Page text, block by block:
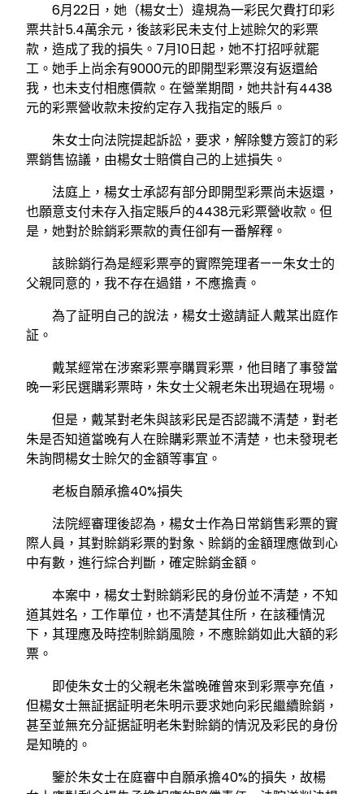
6月22日，她（楊女士）違規為一彩民欠費打印彩
票共計5.4萬余元，後該彩民未支付上述賒欠的彩票
款，造成了我的損失。7月10日起，她不打招呼就罷
工。她手上尚余有9000元的即開型彩票沒有返還給
我，也未支付相應價款。在營業期間，她共計有4438
元的彩票營收款未按約定存入我指定的賬戶。
朱女士向法院提起訴訟，要求，解除雙方簽訂的彩
票銷售協議，由楊女士賠償自己的上述損失。
法庭上，楊女士承認有部分即開型彩票尚未返還，
也願意支付未存入指定賬戶的4438元彩票營收款。但
是，她對於賒銷彩票款的責任卻有一番解釋。
該賒銷行為是經彩票亭的實際筦理者——朱女士的
父親同意的，我不存在過錯，不應擔責。
為了証明自己的說法，楊女士邀請証人戴某出庭作
証。
戴某經常在涉案彩票亭購買彩票，他目睹了事發當
晚一彩民選購彩票時，朱女士父親老朱出現過在現場。
但是，戴某對老朱與該彩民是否認識不清楚，對老
朱是否知道當晚有人在賒購彩票並不清楚，也未發現老
朱詢問楊女士賒欠的金額等事宜。
老板自願承擔40%損失
法院經審理後認為，楊女士作為日常銷售彩票的實
際人員，其對賒銷彩票的對象、賒銷的金額理應做到心
中有數，進行綜合判斷，確定賒銷金額。
本案中，楊女士對賒銷彩民的身份並不清楚，不知
道其姓名，工作單位，也不清楚其住所，在該種情況
下，其理應及時控制賒銷風險，不應賒銷如此大額的彩
票。
即使朱女士的父親老朱當晚確曾來到彩票亭充值，
但楊女士無証据証明老朱明示要求她向彩民繼續賒銷，
甚至並無充分証据証明老朱對賒銷的情況及彩民的身份
是知曉的。
鑒於朱女士在庭審中自願承擔40%的損失，故楊